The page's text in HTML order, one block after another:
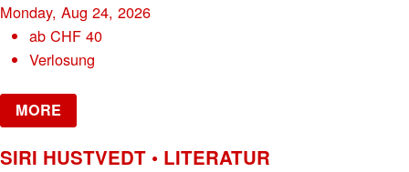
Monday, Aug 24, 2026
abCHF 40
Verlosung
MORE
SIRI HUSTVEDT • LITERATUR